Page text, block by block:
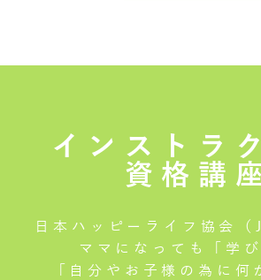
インストラ
資格講
日本ハッピーライフ協会（
ママになっても「学び
「自分やお子様の為に何